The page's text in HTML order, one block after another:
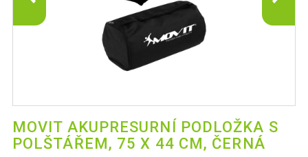
MOVIT AKUPRESURNÍ PODLOŽKA S
POLŠTÁŘEM, 75 X 44 CM, ČERNÁ